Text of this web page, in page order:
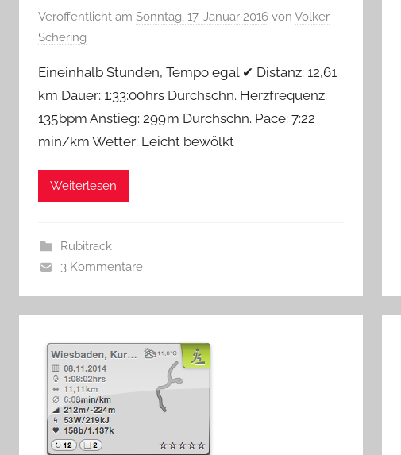
Veröffentlicht am Sonntag, 17. Januar 2016 von Volker
Schering
Eineinhalb Stunden, Tempo egal ✔︎ Distanz: 12,61
km Dauer: 1:33:00 hrs Durchschn. Herzfrequenz:
135 bpm Anstieg: 299 m Durchschn. Pace: 7:22
min/km Wetter: Leicht bewölkt
Weiterlesen
Rubitrack
3 Kommentare